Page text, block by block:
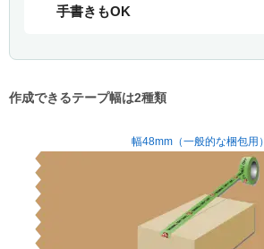
試着サンプル無料貸し出し
デジタルカタログ
クイックオーダー
（注文番号からご注文）
円まで
手書きもOK
作成できるテープ幅は2種類
幅48mm（一般的な梱包用）